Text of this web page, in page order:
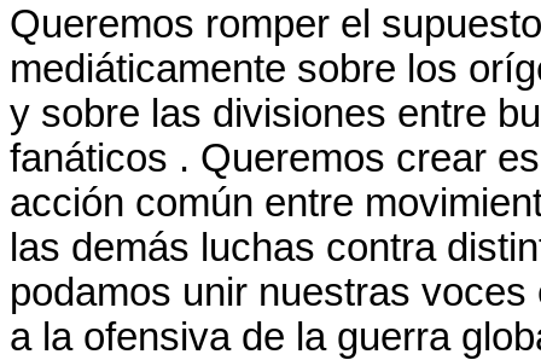
Queremos romper el
mediáticamente sobre los
y sobre las divisiones entre
fanáticos . Queremos crear
acción común entre
las demás luchas contra
podamos unir nuestras
a la ofensiva de la guerra